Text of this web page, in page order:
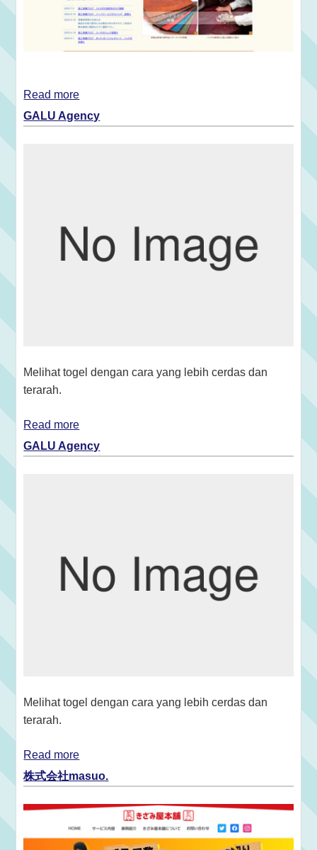
Read more
GALU Agency
Melihat togel dengan cara yang lebih cerdas dan
terarah.
Read more
GALU Agency
Melihat togel dengan cara yang lebih cerdas dan
terarah.
Read more
株式会社masuo.